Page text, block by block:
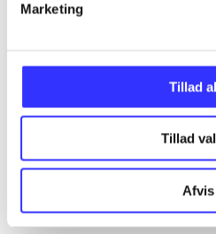
Marketing
Tillad
Tillad
Afvis